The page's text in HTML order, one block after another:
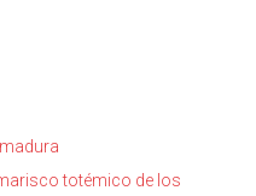
totémico de los